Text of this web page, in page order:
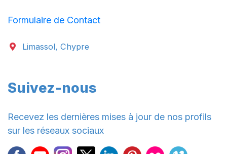
Formulaire de Contact
Limassol, Chypre
Suivez-nous
Recevez les dernières mises à jour de nos profils
sur les réseaux sociaux